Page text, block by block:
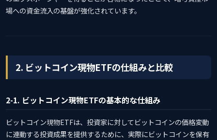
場への資金流入の基盤が強化されています。
2. ビットコイン現物ETFの仕組みと比較
2-1. ビットコイン現物ETFの基本的な仕組み
ビットコイン現物ETFは、投資家に対してビットコインの価格変動
に連動する投資成果を提供するために、実際にビットコインを保有